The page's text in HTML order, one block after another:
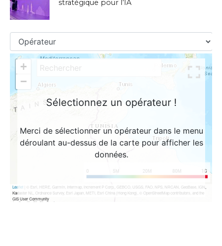
stratégique pour l’IA